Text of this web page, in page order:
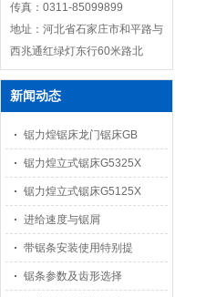
传真：0311-85099899
地址：河北省石家庄市和平路与
西兆通红绿灯东行60米路北
新闻动态
锯力煌锯床龙门锯床GB
锯力煌立式锯床G5325X
锯力煌立式锯床G5125X
进给速度与锯屑
带锯条安装使用特别提
锯条参数及齿形选择